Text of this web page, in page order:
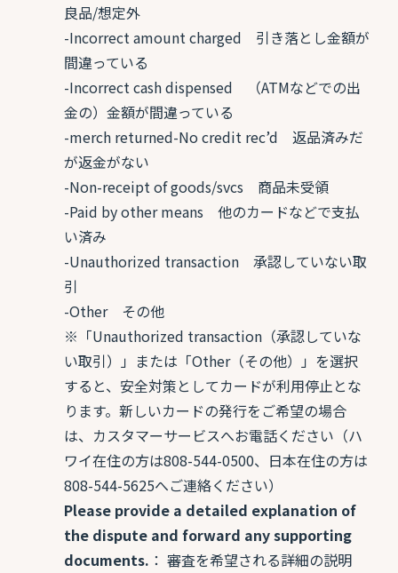
良品/想定外
-Incorrect amount charged 引き落とし金額が
間違っている
-Incorrect cash dispensed （ATMなどでの出
金の）金額が間違っている
-merch returned-No credit rec’d 返品済みだ
が返金がない
-Non-receipt of goods/svcs 商品未受領
-Paid by other means 他のカードなどで支払
い済み
-Unauthorized transaction 承認していない取
引
-Other その他
※「Unauthorized transaction（承認していな
い取引）」または「Other（その他）」を選択
すると、安全対策としてカードが利用停止とな
ります。新しいカードの発行をご希望の場合
は、カスタマーサービスへお電話ください（ハ
ワイ在住の方は808-544-0500、日本在住の方は
808-544-5625へご連絡ください）
Please provide a detailed explanation of
the dispute and forward any supporting
documents. ： 審査を希望される詳細の説明